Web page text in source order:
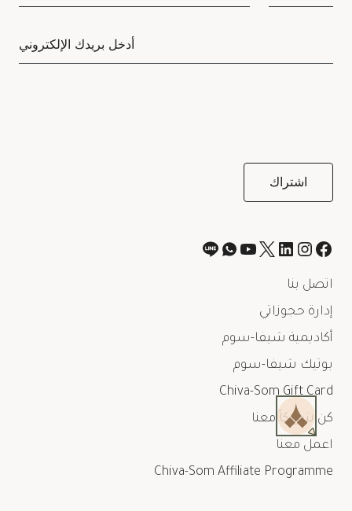
اتصل بنا
إدارة حجوزاتي
أكاديمية شيفا-سوم
بوتيك شيفا-سوم
Chiva-Som Gift Card
كن شريكاً معنا
اعمل معنا
Chiva-Som Affiliate Programme